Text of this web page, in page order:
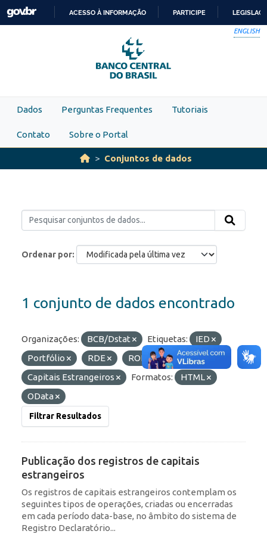
Skip to main content
PARA
O
CONTEÚDO
ACESSO À INFORMAÇÃO PARTICIPE
ENGLISH
Dados Perguntas Frequentes Tutoriais
Contato Sobre o Portal
Conjuntos de dados
Ordenar por
1 conjunto de dados encontrado
Organizações: BCB/Dstat Etiquetas:
IED
Portfólio
RDE
ROF
Capitais Estrangeiros
Formatos:
HTML
OData
Filtrar Resultados
Publicação dos registros de capitais
estrangeiros
Os registros de capitais estrangeiros contemplam os
seguintes tipos de operações, criadas ou encerradas
em cada período data-base, no âmbito do sistema de
Registro Declaratório...